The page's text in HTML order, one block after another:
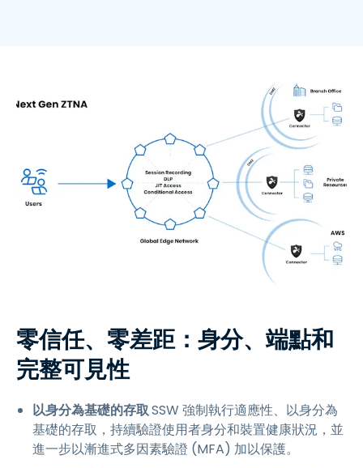
零信任、零差距：身分、端點和
完整可見性
以身分為基礎的存取SSW 強制執行適應性、以身分為
基礎的存取，持續驗證使用者身分和裝置健康狀況，並
進一步以漸進式多因素驗證 (MFA) 加以保護。